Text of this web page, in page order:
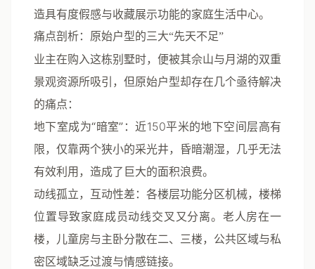
造具有度假感与收藏展示功能的家庭生活中心。
痛点剖析：原始户型的三大“先天不足”
业主在购入这栋别墅时，便被其佘山与月湖的双重
景观资源所吸引，但原始户型却存在几个亟待解决
的痛点：
地下室成为“暗室” ：近150平米的地下空间层高有
限，仅靠两个狭小的采光井，昏暗潮湿，几乎无法
有效利用，造成了巨大的面积浪费。
动线孤立，互动性差 ：各楼层功能分区机械，楼梯
位置导致家庭成员动线交叉又分离。老人房在一
楼，儿童房与主卧分散在二、三楼，公共区域与私
密区域缺乏过渡与情感链接。